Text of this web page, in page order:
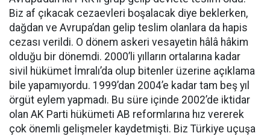
Biz af çıkacak cezaevleri boşalacak diye beklerken,
dağdan ve Avrupa’dan gelip teslim olanlara da hapis
cezası verildi. O dönem askeri vesayetin hâlâ hâkim
olduğu bir dönemdi. 2000’li yılların ortalarına kadar
sivil hükümet İmralı’da olup bitenler üzerine açıklama
bile yapamıyordu. 1999’dan 2004’e kadar tam beş yıl
örgüt eylem yapmadı. Bu süre içinde 2002’de iktidar
olan AK Parti hükümeti AB reformlarına hız vererek
çok önemli gelişmeler kaydetmişti. Biz Türkiye uçuşa